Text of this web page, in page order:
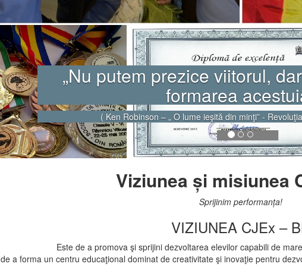
„ Fiecare dintre noi are
Provocarea este ca aceste
dezvoltate. O cultură a
implice pe toţi.”
(Ken Robinson – „ O lume ieşită din
Viziunea și misiunea
Sprijinim performanța!
VIZIUNEA CJEx –
Este de a promova şi sprijini dezvoltarea elevilor capabili de
de a forma un centru educaţional dominat de creativitate şi inovaţie pentru